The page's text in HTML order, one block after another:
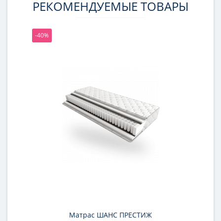
РЕКОМЕНДУЕМЫЕ ТОВАРЫ
-40%
Матрас ШАНС ПРЕСТИЖ